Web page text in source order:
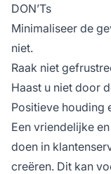
DON’Ts
Minimaliseer de
niet.
Raak niet
Haast u niet door
Positieve houding
Een vriendelijke
doen in
creëren. Dit kan